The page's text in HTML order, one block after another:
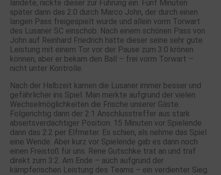
landete, nickte dieser zur Führung ein. Fünf Minuten
später dann das 2:0 durch Marco John, der durch einen
langen Pass freigespielt wurde und allein vorm Torwart
des Lusaner SC einschob. Nach einem schönen Pass von
John auf Reinhard Friedrich hätte dieser seine sehr gute
Leistung mit einem Tor vor der Pause zum 3:0 krönen
können, aber er bekam den Ball – frei vorm Torwart –
nicht unter Kontrolle.
Nach der Halbzeit kamen die Lusaner immer besser und
gefährlicher ins Spiel. Man merkte aufgrund der vielen
Wechselmöglichkeiten die Frische unserer Gäste.
Folgerichtig dann der 2:1 Anschlusstreffer aus stark
abseitsverdächtiger Position. 15 Minuten vor Spielende
dann das 2:2 per Elfmeter. Es schien, als nehme das Spiel
eine Wende. Aber kurz vor Spielende gab es dann noch
einen Freistoß für uns. Rene Gutschke trat an und traf
direkt zum 3:2. Am Ende – auch aufgrund der
kämpferischen Leistung des Teams – ein verdienter Sieg.